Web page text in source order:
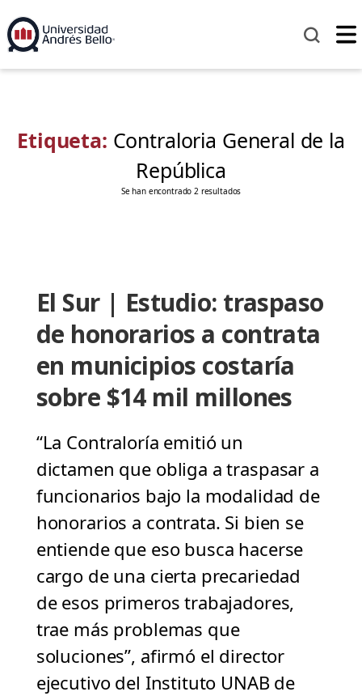
Etiqueta: Contraloria General de la
República
Se han encontrado 2 resultados
El Sur | Estudio: traspaso
de honorarios a contrata
en municipios costaría
sobre $14 mil millones
“La Contraloría emitió un
dictamen que obliga a traspasar a
funcionarios bajo la modalidad de
honorarios a contrata. Si bien se
entiende que eso busca hacerse
cargo de una cierta precariedad
de esos primeros trabajadores,
trae más problemas que
soluciones”, afirmó el director
ejecutivo del Instituto UNAB de